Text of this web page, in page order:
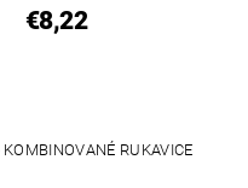
€8,22
RUKAVICE